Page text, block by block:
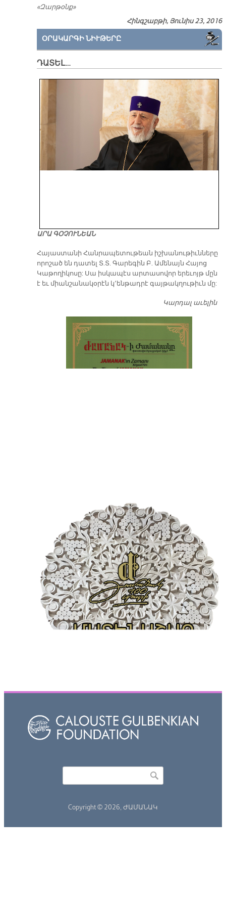
«Զարթօնք»
Հինգշաբթի, Յունիս 23, 2016
ՕՐԱԿԱՐԳԻ ՆԻՒԹԵՐԸ
ԴԱՏԵԼ…
ԱՐԱ ԳՕՉՈՒՆԵԱՆ
​Հայաստանի Հանրապետութեան իշխանութիւնները
որոշած են դատել Տ.Տ. Գարեգին Բ. Ամենայն Հայոց
Կաթողիկոսը: Սա իսկապէս արտասովոր երեւոյթ մըն
է եւ միանշանակօրէն կ՚ենթադրէ գայթակղութիւն մը:
Կարդալ աւելին
Copyright © 2026, ԺԱՄԱՆԱԿ